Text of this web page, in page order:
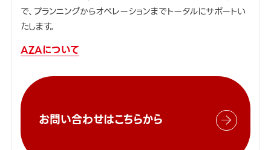
で、プランニングからオペレーションまでトータルにサポートい
たします。
AZAについて
お問い合わせはこちらから